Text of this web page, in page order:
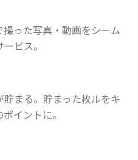
った写真・動画をシーム
ビス。
まる。貯まった枚ルをキ
イントに。